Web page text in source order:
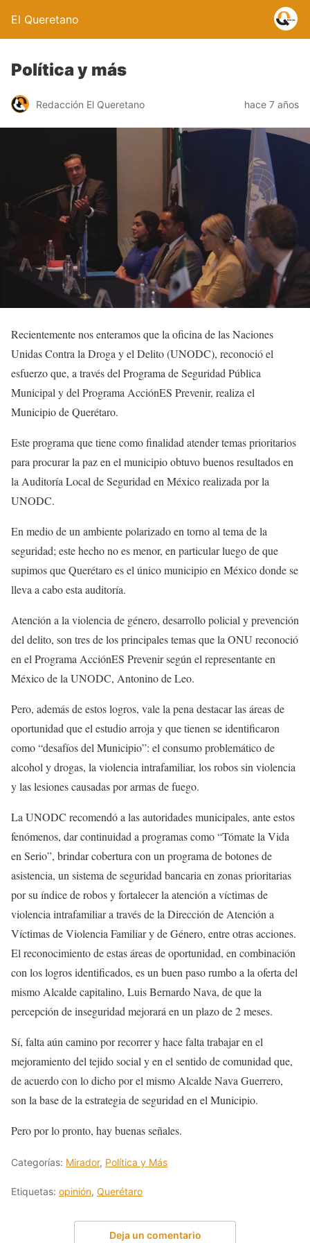
El Queretano
Política y más
Redacción El Queretano hace 7 años
Recientemente nos enteramos que la oficina de las Naciones
Unidas Contra la Droga y el Delito (UNODC), reconoció el
esfuerzo que, a través del Programa de Seguridad Pública
Municipal y del Programa AcciónES Prevenir, realiza el
Municipio de Querétaro.
Este programa que tiene como finalidad atender temas prioritarios
para procurar la paz en el municipio obtuvo buenos resultados en
la Auditoría Local de Seguridad en México realizada por la
UNODC.
En medio de un ambiente polarizado en torno al tema de la
seguridad; este hecho no es menor, en particular luego de que
supimos que Querétaro es el único municipio en México donde se
lleva a cabo esta auditoría.
Atención a la violencia de género, desarrollo policial y prevención
del delito, son tres de los principales temas que la ONU reconoció
en el Programa AcciónES Prevenir según el representante en
México de la UNODC, Antonino de Leo.
Pero, además de estos logros, vale la pena destacar las áreas de
oportunidad que el estudio arroja y que tienen se identificaron
como “desafíos del Municipio”: el consumo problemático de
alcohol y drogas, la violencia intrafamiliar, los robos sin violencia
y las lesiones causadas por armas de fuego.
La UNODC recomendó a las autoridades municipales, ante estos
fenómenos, dar continuidad a programas como “Tómate la Vida
en Serio”, brindar cobertura con un programa de botones de
asistencia, un sistema de seguridad bancaria en zonas prioritarias
por su índice de robos y fortalecer la atención a víctimas de
violencia intrafamiliar a través de la Dirección de Atención a
Víctimas de Violencia Familiar y de Género, entre otras acciones.
El reconocimiento de estas áreas de oportunidad, en combinación
con los logros identificados, es un buen paso rumbo a la oferta del
mismo Alcalde capitalino, Luis Bernardo Nava, de que la
percepción de inseguridad mejorará en un plazo de 2 meses.
Sí, falta aún camino por recorrer y hace falta trabajar en el
mejoramiento del tejido social y en el sentido de comunidad que,
de acuerdo con lo dicho por el mismo Alcalde Nava Guerrero,
son la base de la estrategia de seguridad en el Municipio.
Pero por lo pronto, hay buenas señales.
Categorías: Mirador, Política y Más
Etiquetas: opinión, Querétaro
Deja un comentario